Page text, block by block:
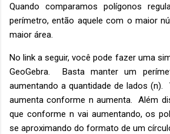
Quando comparamos polígonos
perímetro, então aquele com o maior
maior área.
No link a seguir, você pode fazer uma
GeoGebra. Basta manter um
aumentando a quantidade de lados (n).
aumenta conforme n aumenta. Além
que conforme n vai aumentando, os
se aproximando do formato de um